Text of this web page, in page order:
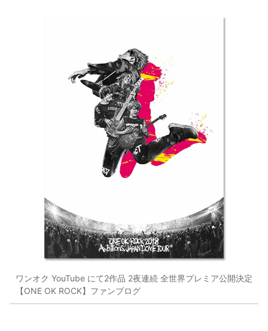
ワンオク YouTube にて2作品 2夜連続 全世界プレミア公開決定
【ONE OK ROCK】ファンブログ